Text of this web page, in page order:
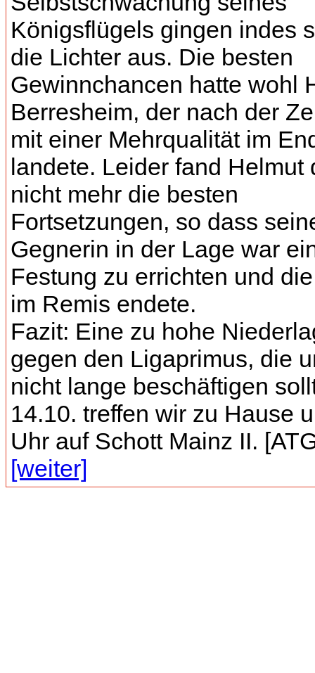
Königsflügels gingen indes
die Lichter aus. Die besten
Gewinnchancen hatte wohl
Berresheim, der nach der
mit einer Mehrqualität im
landete. Leider fand Helmut
nicht mehr die besten
Fortsetzungen, so dass
Gegnerin in der Lage war
Festung zu errichten und
im Remis endete.
Fazit: Eine zu hohe
gegen den Ligaprimus, die
nicht lange beschäftigen
14.10. treffen wir zu Hause
Uhr auf Schott Mainz II.
[weiter]